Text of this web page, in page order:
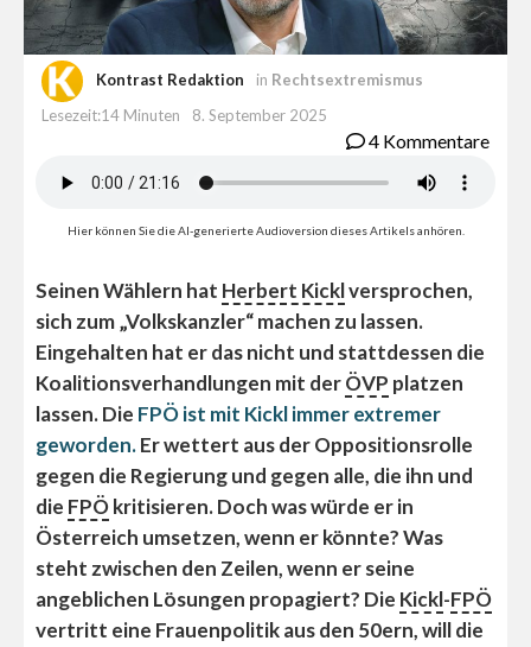
Kontrast Redaktion in Rechtsextremismus
Lesezeit:14 Minuten
8. September 2025
4 Kommentare
Hier können Sie die AI-generierte Audioversion dieses Artikels anhören.
Seinen Wählern hat Herbert Kicklversprochen,
sich zum „Volkskanzler“ machen zu lassen.
Eingehalten hat er das nicht und stattdessen die
Koalitionsverhandlungen mit derÖVP platzen
lassen. Die FPÖ ist mit Kickl immer extremer
geworden.Er wettert aus der Oppositionsrolle
gegen die Regierung und gegen alle, die ihn und
die FPÖkritisieren. Doch was würde er in
Österreich umsetzen, wenn er könnte? Was
steht zwischen den Zeilen, wenn er seine
angeblichen Lösungen propagiert? Die Kickl-FPÖ
vertritt eine Frauenpolitik aus den 50ern, will die